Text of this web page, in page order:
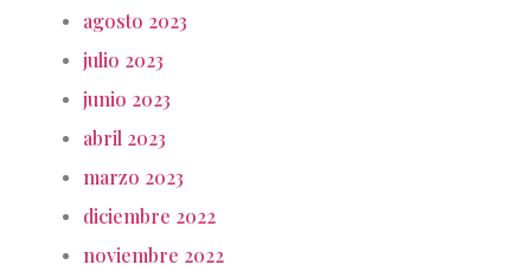
agosto 2023
julio 2023
junio 2023
abril 2023
marzo 2023
diciembre 2022
noviembre 2022